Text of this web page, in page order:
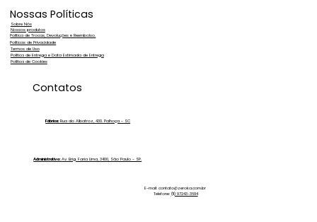
Membrana de osmose reversa: como
Nossas Políticas
Nossos produtos
Sobre Nós
Política de Trocas, Devoluções e Reembolso.
Políticas de Privacidade
Política de Entrega e Data Estimada de Entrega
Política de Cookies
Termos de Uso
Contatos
Fábrica:Rua do Albatroz, 430. Palhoça - SC
Administrativo:Av. Brig. Faria Lima, 3400, São Paulo - SP.
E-mail:contato@zeroka.com.br
Telefone: (11) 97243-3694